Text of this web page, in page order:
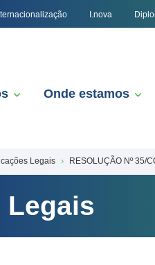
I.nova
Onde estamos
Legais RESOLUÇÃO Nº 35/
Legais